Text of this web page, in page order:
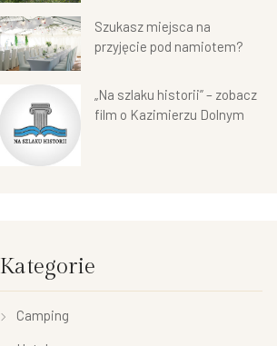
Szukasz miejsca na
przyjęcie pod namiotem?
„Na szlaku historii” – zobacz
film o Kazimierzu Dolnym
Kategorie
Camping